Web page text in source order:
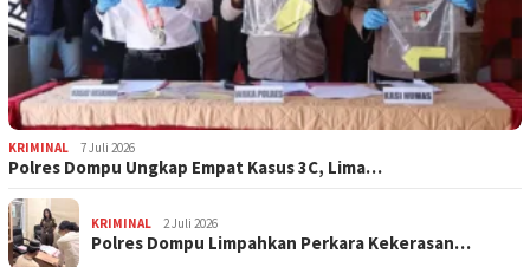
KRIMINAL 7 Juli 2026
Polres Dompu Ungkap Empat Kasus 3C, Lima…
KRIMINAL 2 Juli 2026
Polres Dompu Limpahkan Perkara Kekerasan…